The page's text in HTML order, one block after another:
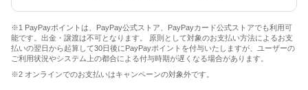
※1 PayPayポイントは、PayPay公式ストア、PayPayカード公式ストアでも利用可
能です。出金・譲渡は不可となります。 原則として対象のお支払い方法によるお支
払いの翌日から起算して30日後にPayPayポイントを付与いたしますが、ユーザーの
ご利用状況やシステム上の都合による付与時期が遅くなる場合があります。
※2 オンラインでのお支払いはキャンペーンの対象外です。